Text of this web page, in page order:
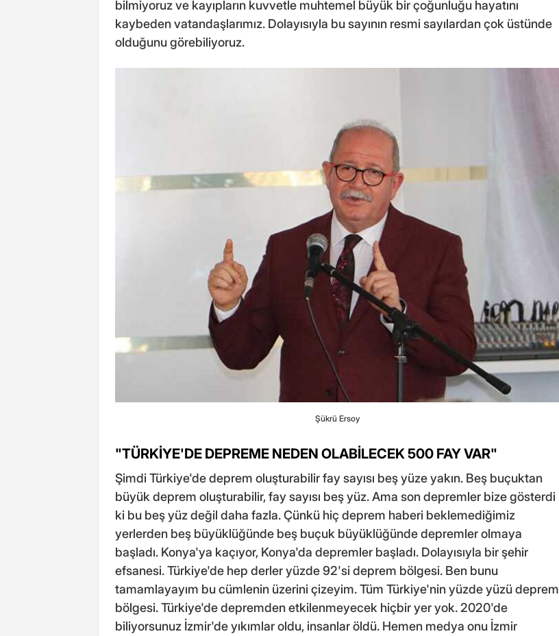
bilmiyoruz ve kayıpların kuvvetle muhtemel büyük bir çoğunluğu hayatını
kaybeden vatandaşlarımız. Dolayısıyla bu sayının resmi sayılardan çok üstünde
olduğunu görebiliyoruz.
Şükrü Ersoy
"TÜRKİYE'DE DEPREME NEDEN OLABİLECEK 500 FAY VAR"
Şimdi Türkiye'de deprem oluşturabilir fay sayısı beş yüze yakın. Beş buçuktan
büyük deprem oluşturabilir, fay sayısı beş yüz. Ama son depremler bize gösterdi
ki bu beş yüz değil daha fazla. Çünkü hiç deprem haberi beklemediğimiz
yerlerden beş büyüklüğünde beş buçuk büyüklüğünde depremler olmaya
başladı. Konya'ya kaçıyor, Konya'da depremler başladı. Dolayısıyla bir şehir
efsanesi. Türkiye'de hep derler yüzde 92'si deprem bölgesi. Ben bunu
tamamlayayım bu cümlenin üzerini çizeyim. Tüm Türkiye'nin yüzde yüzü deprem
bölgesi. Türkiye'de depremden etkilenmeyecek hiçbir yer yok. 2020'de
biliyorsunuz İzmir'de yıkımlar oldu, insanlar öldü. Hemen medya onu İzmir